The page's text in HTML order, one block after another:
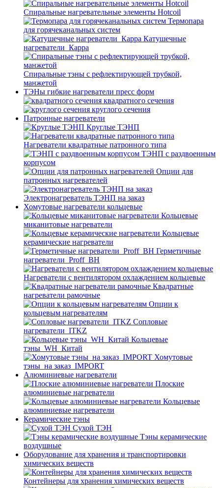
Спиральные нагревательные элементы Hotcoil
Термопара
для горячеканальных систем
Катушечные
нагреватели_Карра
Спиральные тэны с рефлектирующей трубкой,
манжетой
ТЭНы гибкие нагреватели пресс форм
квадратного сечения
круглого сечения
Патронные нагреватели
Круглые ТЭНП
Нагреватели квадратные патронного типа
ТЭНП с раздвоенным
корпусом
Опции для
патронных нагревателей
Электронагреватель ТЭНП на заказ
Хомутовые нагреватели кольцевые
Кольцевые
миканитовые нагреватели
Кольцевые
керамические нагреватели
Герметичные
нагреватели_Proff_BH
Нагреватели с вентилятором охлаждением кольцевые
Квадратные
нагреватели рамочные
Опции к
кольцевым нагревателям
Cопловые
нагреватели_ITKZ
Кольцевые
тэны_WH_Китай
Хомутовые
тэны_на заказ_IMPORT
Алюминиевые нагреватели
Плоские
алюминиевые нагреватели
Кольцевые
алюминиевые нагреватели
Керамические тэны
Сухой ТЭН
Тэны керамические
воздушные
Оборудование для хранения и транспортировки
химических веществ
Контейнеры для хранения химических веществ